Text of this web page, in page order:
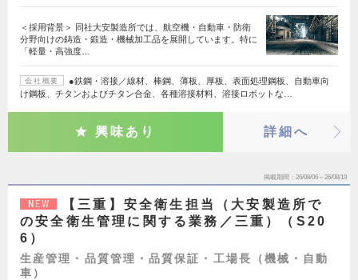
＜採用背景＞ 同社大安製造所では、航空機・自動車・防衛
分野向けの鋳造・鍛造・機械加工品を展開しています。特に
「軽量・高強度…
会社概要
●鉄鋼・溶接／線材、棒鋼、薄板、厚板、表面処理鋼板、自動車向
け鋼板、チタンおよびチタン合金、各種溶接材料、溶接ロボットな…
興味あり 詳細へ
掲載期間 26/08/06～26/08/19
NEW
【三重】安全衛生担当（大安製造所で
の安全衛生管理に関する業務／三重）（S20
6）
生産管理・品質管理・品質保証・工場長（機械・自動
車）